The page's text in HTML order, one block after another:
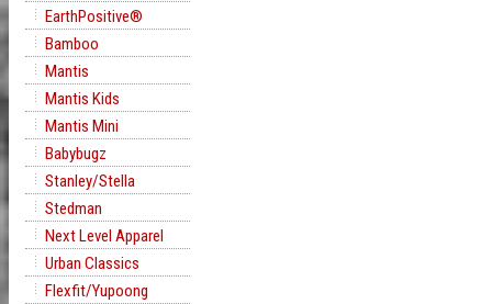
EarthPositive®
Bamboo
Mantis
Mantis Kids
Mantis Mini
Babybugz
Stanley/Stella
Stedman
Next Level Apparel
Urban Classics
Flexfit/Yupoong